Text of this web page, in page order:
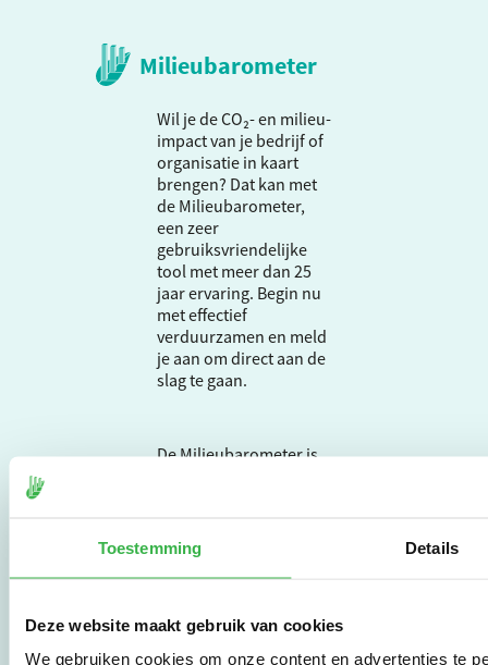
Toestemming Details
Deze website maakt gebruik van cookies
We gebruiken cookies om onze content en advertenties te
Milieubarometer
Wil je de CO₂- en milieu-
impact van je bedrijf of
organisatie in kaart
brengen? Dat kan met
de Milieubarometer,
een zeer
gebruiksvriendelijke
tool met meer dan 25
jaar ervaring. Begin nu
met effectief
verduurzamen en meld
je aan om direct aan de
slag te gaan.
De Milieubarometer is
vertaalt de groeiende
vraag om
duurzaamheid naar
instrumenten en
werkwijzen voor